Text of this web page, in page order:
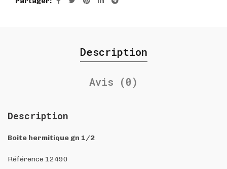
Description
Avis (0)
Description
Boite hermitique gn 1/2
Référence 12490